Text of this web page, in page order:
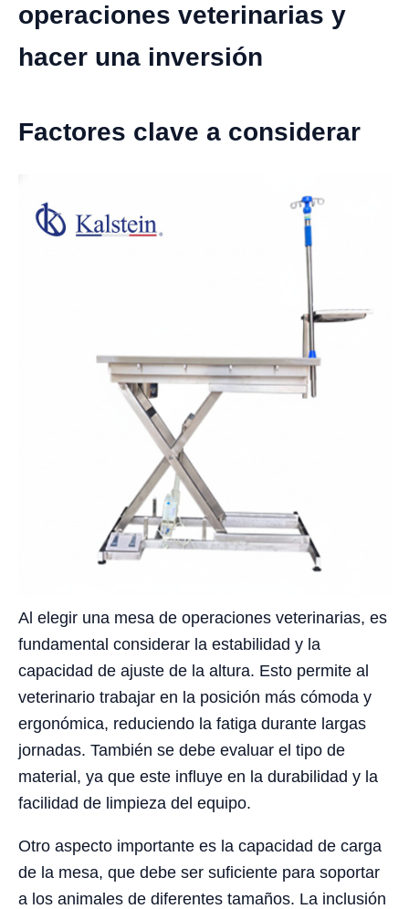
operaciones veterinarias y
hacer una inversión
Factores clave a considerar
Al elegir una mesa de operaciones veterinarias, es
fundamental considerar la estabilidad y la
capacidad de ajuste de la altura. Esto permite al
veterinario trabajar en la posición más cómoda y
ergonómica, reduciendo la fatiga durante largas
jornadas. También se debe evaluar el tipo de
material, ya que este influye en la durabilidad y la
facilidad de limpieza del equipo.
Otro aspecto importante es la capacidad de carga
de la mesa, que debe ser suficiente para soportar
a los animales de diferentes tamaños. La inclusión